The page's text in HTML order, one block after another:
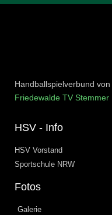
Handballspielverbund von
Friedewalde TV Stemmer
HSV - Info
HSV Vorstand
Sportschule NRW
Fotos
Galerie